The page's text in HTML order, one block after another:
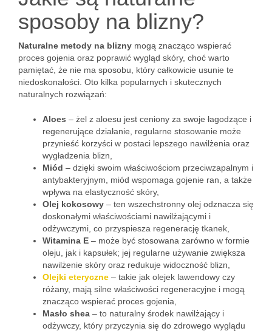
sposoby na blizny?
Naturalne metody na blizny mogą znacząco wspierać
proces gojenia oraz poprawić wygląd skóry, choć warto
pamiętać, że nie ma sposobu, który całkowicie usunie te
niedoskonałości. Oto kilka popularnych i skutecznych
naturalnych rozwiązań:
Aloes – żel z aloesu jest ceniony za swoje łagodzące i
regenerujące działanie, regularne stosowanie może
przynieść korzyści w postaci lepszego nawilżenia oraz
wygładzenia blizn,
Miód – dzięki swoim właściwościom przeciwzapalnym i
antybakteryjnym, miód wspomaga gojenie ran, a także
wpływa na elastyczność skóry,
Olej kokosowy – ten wszechstronny olej odznacza się
doskonałymi właściwościami nawilżającymi i
odżywczymi, co przyspiesza regenerację tkanek,
Witamina E – może być stosowana zarówno w formie
oleju, jak i kapsułek; jej regularne używanie zwiększa
nawilżenie skóry oraz redukuje widoczność blizn,
Olejki eteryczne – takie jak olejek lawendowy czy
różany, mają silne właściwości regeneracyjne i mogą
znacząco wspierać proces gojenia,
Masło shea – to naturalny środek nawilżający i
odżywczy, który przyczynia się do zdrowego wyglądu